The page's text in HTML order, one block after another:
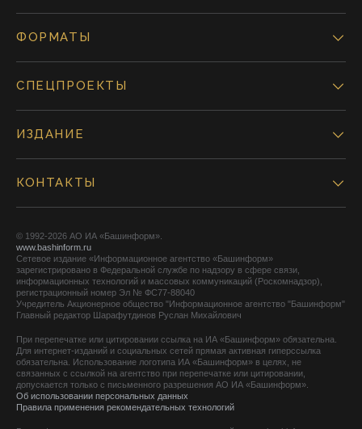
ФОРМАТЫ
СПЕЦПРОЕКТЫ
ИЗДАНИЕ
КОНТАКТЫ
© 1992-2026 АО ИА «Башинформ».
www.bashinform.ru
Сетевое издание «Информационное агентство «Башинформ»
зарегистрировано в Федеральной службе по надзору в сфере связи,
информационных технологий и массовых коммуникаций (Роскомнадзор),
регистрационный номер Эл № ФС77-88040
Учредитель Акционерное общество "Информационное агентство "Башинформ"
Главный редактор Шарафутдинов Руслан Михайлович
При перепечатке или цитировании ссылка на ИА «Башинформ» обязательна.
Для интернет-изданий и социальных сетей прямая активная гиперссылка
обязательна. Использование логотипа ИА «Башинформ» в целях, не
связанных с ссылкой на агентство при перепечатке или цитировании,
допускается только с письменного разрешения АО ИА «Башинформ».
Об использовании персональных данных
Правила применения рекомендательных технологий